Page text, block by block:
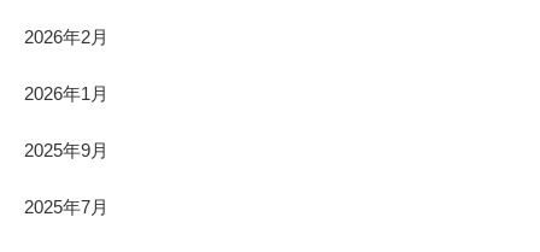
2026年2月
2026年1月
2025年9月
2025年7月